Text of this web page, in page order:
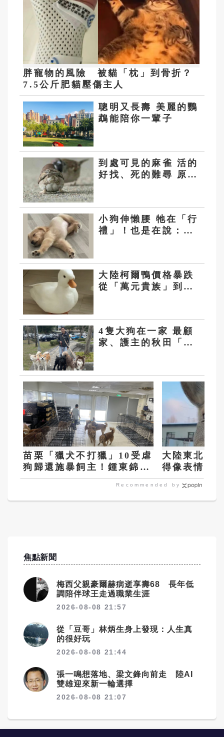
胖寵物的風險 被貓「枕」到骨折？
7.5公斤肥貓壓傷主人
聰明又長壽 美麗的鸚
鵡能陪你一輩子
到處可見的麻雀 活的
好找、死的難尋 原是
小狗伸懶腰 牠在「行
禮」！也是在說：愛
大陸柯爾鴨價格暴跌
從「萬元貴族」到
4隻大狗在一家 最顧
家、護主的秋田「阿
苗栗「獵犬不打獵」10受虐
狗歸還施暴飼主！鍾東錦：
沒入他會興訟
大陸東北神
得像表情包
Recommended by
焦點新聞
梅西父親豪爾赫病逝享壽68 長年低
調陪伴球王走過職業生涯
2026-08-08 21:57
從「豆哥」林炳生身上發現：人生真
的很好玩
2026-08-08 21:44
張一鳴想落地、梁文鋒向前走 陸AI
雙雄迎來新一輪選擇
2026-08-08 21:07